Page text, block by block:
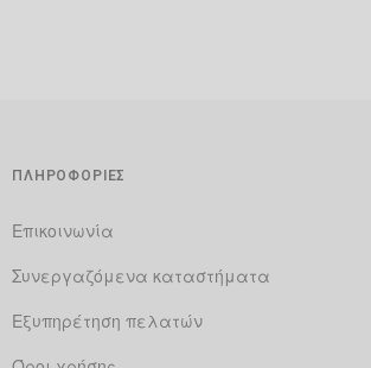
ΠΛΗΡΟΦΟΡΙΕΣ
Επικοινωνία
Συνεργαζόμενα καταστήματα
Εξυπηρέτηση πελατών